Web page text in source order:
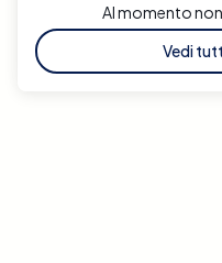
Al momento
Vedi